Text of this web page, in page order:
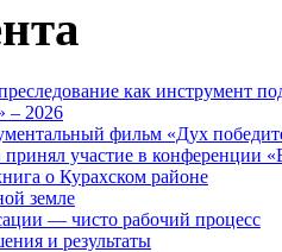
как инструмент
– 2026
фильм «Дух
участие в конференции
о Курахском районе
земле
— чисто рабочий процесс
и результаты